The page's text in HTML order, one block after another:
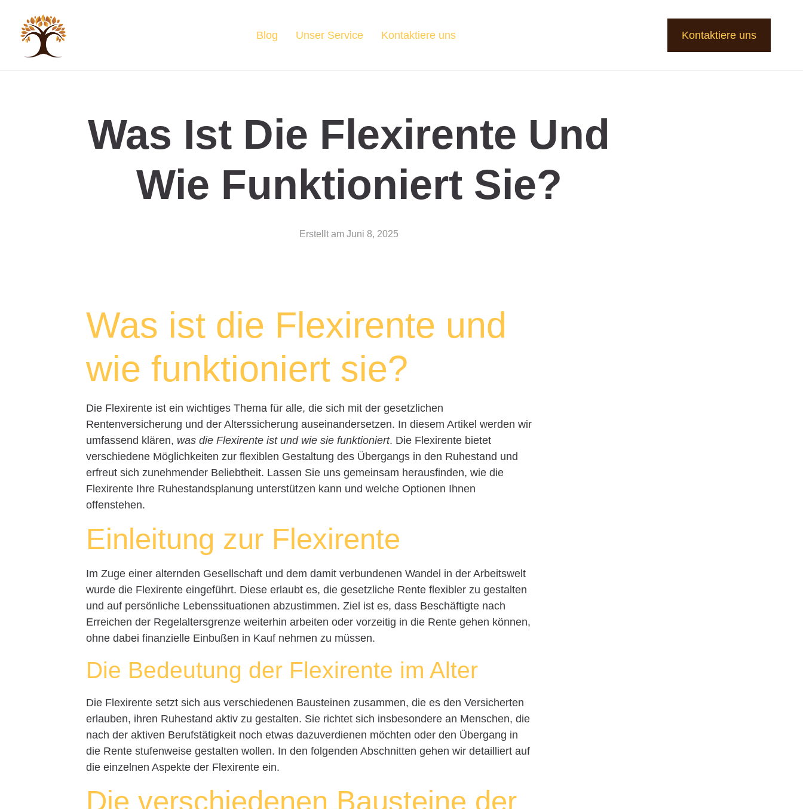
Blog Unser Service Kontaktiere uns Kontaktiere uns
Was Ist Die Flexirente Und
Wie Funktioniert Sie?
Erstellt am Juni 8, 2025
Was ist die Flexirente und
wie funktioniert sie?
Die Flexirente ist ein wichtiges Thema für alle, die sich mit der gesetzlichen
Rentenversicherung und der Alterssicherung auseinandersetzen. In diesem Artikel werden wir
umfassend klären, was die Flexirente ist und wie sie funktioniert. Die Flexirente bietet
verschiedene Möglichkeiten zur flexiblen Gestaltung des Übergangs in den Ruhestand und
erfreut sich zunehmender Beliebtheit. Lassen Sie uns gemeinsam herausfinden, wie die
Flexirente Ihre Ruhestandsplanung unterstützen kann und welche Optionen Ihnen
offenstehen.
Einleitung zur Flexirente
Im Zuge einer alternden Gesellschaft und dem damit verbundenen Wandel in der Arbeitswelt
wurde die Flexirente eingeführt. Diese erlaubt es, die gesetzliche Rente flexibler zu gestalten
und auf persönliche Lebenssituationen abzustimmen. Ziel ist es, dass Beschäftigte nach
Erreichen der Regelaltersgrenze weiterhin arbeiten oder vorzeitig in die Rente gehen können,
ohne dabei finanzielle Einbußen in Kauf nehmen zu müssen.
Die Bedeutung der Flexirente im Alter
Die Flexirente setzt sich aus verschiedenen Bausteinen zusammen, die es den Versicherten
erlauben, ihren Ruhestand aktiv zu gestalten. Sie richtet sich insbesondere an Menschen, die
nach der aktiven Berufstätigkeit noch etwas dazuverdienen möchten oder den Übergang in
die Rente stufenweise gestalten wollen. In den folgenden Abschnitten gehen wir detailliert auf
die einzelnen Aspekte der Flexirente ein.
Die verschiedenen Bausteine der